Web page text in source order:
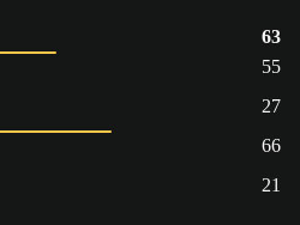
63
55
27
66
21